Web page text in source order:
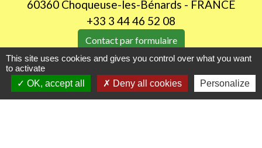
60360 Choqueuse-les-Bénards - FRANCE
+33 3 44 46 52 08
Contact par formulaire
Horaires d'ouverture au public
LUNDI de 8H30 à 12h00
This site uses cookies and gives you control over what you want
to activate
OK, accept all
Deny all cookies Personalize